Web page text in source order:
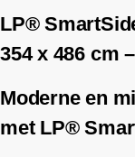
LP®
354 x 486 cm
Moderne en
met LP®